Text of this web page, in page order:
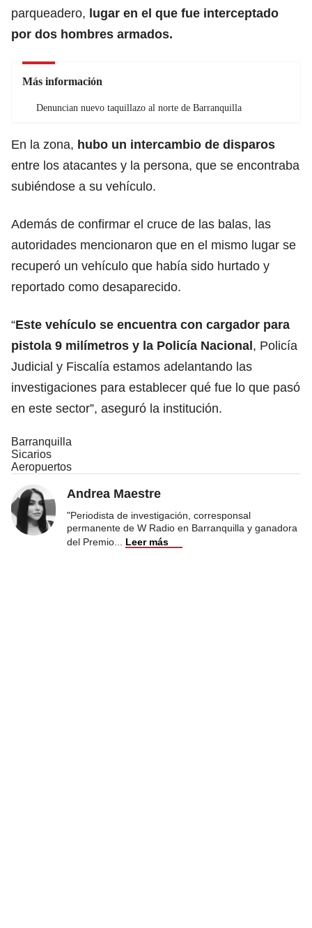
parqueadero, lugar en el que fue interceptado
por dos hombres armados.
Más información
Denuncian nuevo taquillazo al norte de Barranquilla
En la zona, hubo un intercambio de disparos
entre los atacantes y la persona, que se encontraba
subiéndose a su vehículo.
Además de confirmar el cruce de las balas, las
autoridades mencionaron que en el mismo lugar se
recuperó un vehículo que había sido hurtado y
reportado como desaparecido.
“Este vehículo se encuentra con cargador para
pistola 9 milímetros y la Policía Nacional, Policía
Judicial y Fiscalía estamos adelantando las
investigaciones para establecer qué fue lo que pasó
en este sector”, aseguró la institución.
Barranquilla
Sicarios
Aeropuertos
Andrea Maestre
"Periodista de investigación, corresponsal
permanente de W Radio en Barranquilla y ganadora
del Premio
Leer más